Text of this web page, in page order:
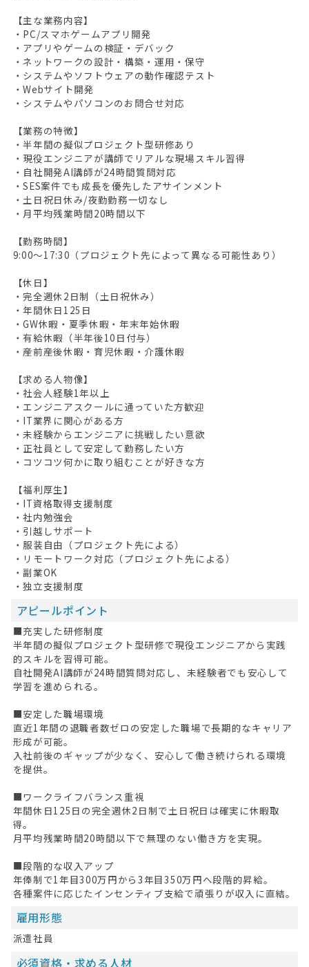
無料会員登録
ログイン
【主な業務内容】
・PC/スマホゲームアプリ開発
・アプリやゲームの検証・デバック
・ネットワークの設計・構築・運用・保守
・システムやソフトウェアの動作確認テスト
・Webサイト開発
・システムやパソコンのお問合せ対応
【業務の特徴】
・半年間の擬似プロジェクト型研修あり
・現役エンジニアが講師でリアルな現場スキル習得
・自社開発AI講師が24時間質問対応
・SES案件でも成長を優先したアサインメント
・土日祝日休み/夜勤勤務一切なし
・月平均残業時間20時間以下
【勤務時間】
9:00～17:30（プロジェクト先によって異なる可能性あり）
【休日】
・完全週休2日制（土日祝休み）
・年間休日125日
・GW休暇・夏季休暇・年末年始休暇
・有給休暇（半年後10日付与）
・産前産後休暇・育児休暇・介護休暇
【求める人物像】
・社会人経験1年以上
・エンジニアスクールに通っていた方歓迎
・IT業界に関心がある方
・未経験からエンジニアに挑戦したい意欲
・正社員として安定して勤務したい方
・コツコツ何かに取り組むことが好きな方
【福利厚生】
・IT資格取得支援制度
・社内勉強会
・引越しサポート
・服装自由（プロジェクト先による）
・リモートワーク対応（プロジェクト先による）
・副業OK
・独立支援制度
アピールポイント
■充実した研修制度
半年間の擬似プロジェクト型研修で現役エンジニアから実践
的スキルを習得可能。
自社開発AI講師が24時間質問対応し、未経験者でも安心して
学習を進められる。
■安定した職場環境
直近1年間の退職者数ゼロの安定した職場で長期的なキャリア
形成が可能。
入社前後のギャップが少なく、安心して働き続けられる環境
を提供。
■ワークライフバランス重視
年間休日125日の完全週休2日制で土日祝日は確実に休暇取
得。
月平均残業時間20時間以下で無理のない働き方を実現。
■段階的な収入アップ
年俸制で1年目300万円から3年目350万円へ段階的昇給。
各種案件に応じたインセンティブ支給で頑張りが収入に直結。
雇用形態
派遣社員
必須資格・求める人材